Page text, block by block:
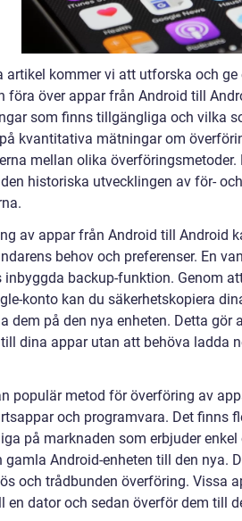
artikel kommer vi att utforska och
föra över appar från Android till
som finns tillgängliga och vilka
kvantitativa mätningar om
mellan olika
historiska utvecklingen av för-
av appar från Android till Android
behov och preferenser. En
inbyggda backup-funktion. Genom
konto kan du säkerhetskopiera
dem på den nya enheten. Detta gör
dina appar utan att behöva ladda
populär metod för överföring av
och programvara. Det finns
på marknaden som erbjuder
gamla Android-enheten till den nya.
och trådbunden överföring. Vissa
en dator och sedan överför dem till